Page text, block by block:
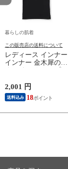
暮らしの肌着
この販売店の送料について
レディース インナー
インナー 金木犀のめ
っとり 保湿 ストレ
ッチ ボタニカル タ
ンクトップ 秋冬 お
2,001 円
送料込み 18